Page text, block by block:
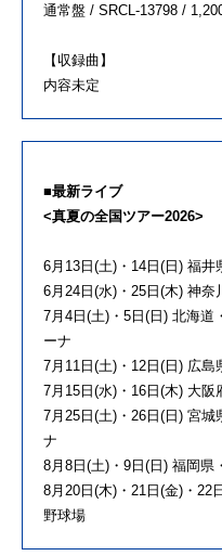
通常盤 / SRCL-13798 /
【収録曲】
内容未定
■最新ライブ
<真夏の全国ツアー2026>
6月13日(土)・14日(日) 福井
6月24日(水)・25日(木) 神奈
7月4日(土)・5日(日) 北海道
ーナ
7月11日(土)・12日(日) 広
7月15日(水)・16日(木) 大阪
7月25日(土)・26日(日) 宮
ナ
8月8日(土)・9日(日) 福岡県
8月20日(木)・21日(金)・22
野球場